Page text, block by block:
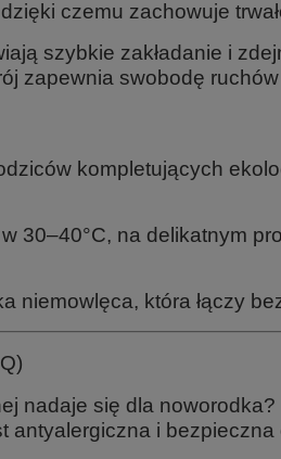
czemu zachowuje
szybkie zakładanie i
zapewnia swobodę
kompletujących
30–40°C, na delikatnym
niemowlęca, która łączy
nadaje się dla noworodka?
antyalergiczna i